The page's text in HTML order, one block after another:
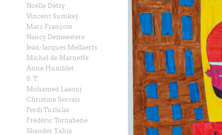
Noëlle Detry
Vincent Sumkay
Marc François
Nancy Demeestere
Jean-Jacques Mellaerts
Michel de Marneffe
Anne Humblet
S. T.
Mohamed Laaouj
Christine Servais
Ferdi Tuzlular
Frédéric Tornabene
Skander Yahia